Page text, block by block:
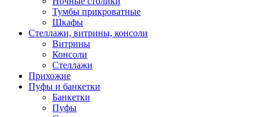
Тумбы прикроватные
Шкафы
Стеллажи, витрины, консоли
Витрины
Консоли
Стеллажи
Прихожие
Пуфы и банкетки
Банкетки
Пуфы